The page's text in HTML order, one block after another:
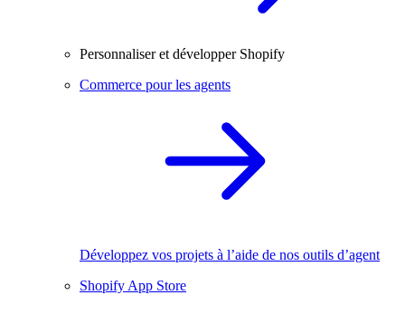
Personnaliser et développer Shopify
Commerce pour les agents
Développez vos projets à l’aide de nos outils d’agent
Shopify App Store